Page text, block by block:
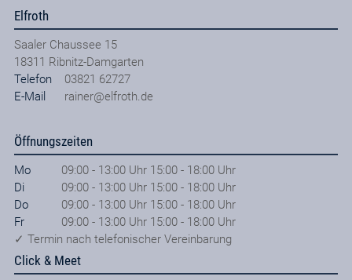
Elfroth
Saaler Chaussee 15
18311 Ribnitz-Damgarten
Telefon
03821 62727
E-Mail
rainer@elfroth.de
Öffnungszeiten
Mo
09:00 - 13:00 Uhr 15:00 - 18:00 Uhr
Di
09:00 - 13:00 Uhr 15:00 - 18:00 Uhr
Do
09:00 - 13:00 Uhr 15:00 - 18:00 Uhr
Fr
09:00 - 13:00 Uhr 15:00 - 18:00 Uhr
✓ Termin nach telefonischer Vereinbarung
Click & Meet